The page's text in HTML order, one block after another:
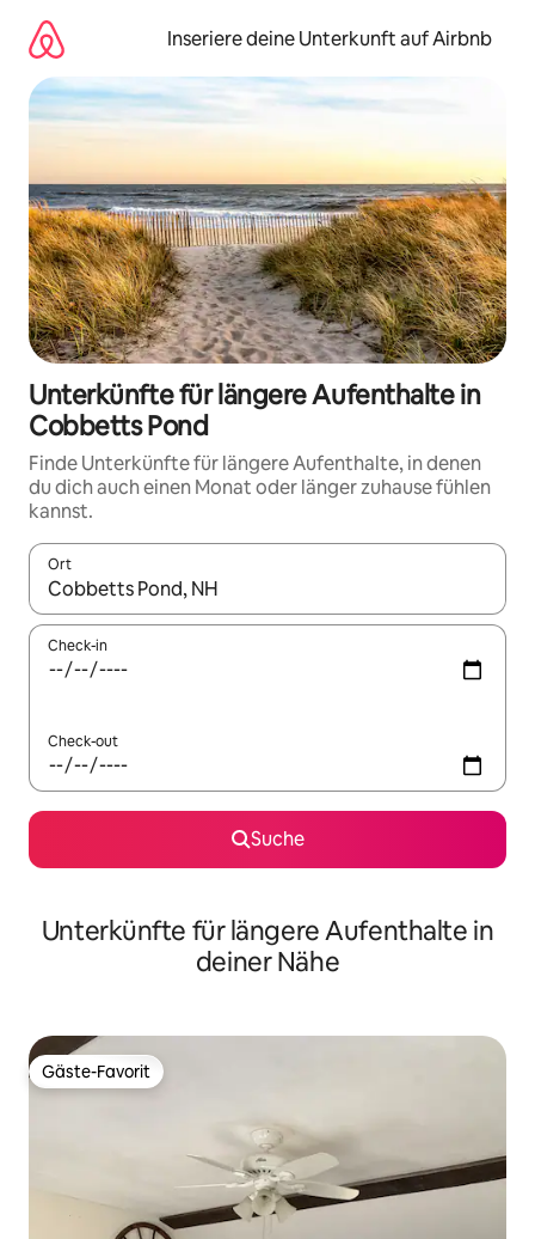
Inhalten
springen
Inseriere deine Unterkunft auf Airbnb
Unterkünfte für längere Aufenthalte in
Cobbetts Pond
Finde Unterkünfte für längere Aufenthalte, in denen
du dich auch einen Monat oder länger zuhause fühlen
kannst.
Ort
Wenn Ergebnisse verfügbar sind, navigiere mit den
Check-in
Check-out
Suche
Unterkünfte für längere Aufenthalte in
deiner Nähe
Gäste-Favorit
Gäste-Favorit